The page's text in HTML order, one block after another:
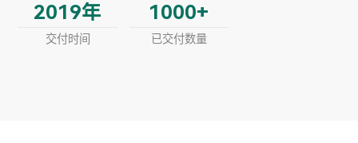
2019年
交付时间
1000+
已交付数量